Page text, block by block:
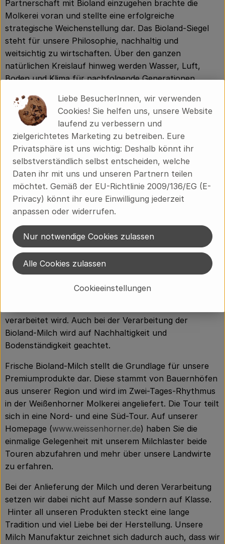
Partnerschaft mit Bioland einzugehen brachte die
Molkerei voran und stellte eine erfolgreiche
strategische Weichenstellung dar. Das Bioland-Siegel
steht für unsere Philosophie, nachhaltig und
weitsichtig zu wirtschaften. Über den ganzen
natürlichen Kreislauf hinweg werden Wasser, Luft,
Boden und Klima für nachfolgende Generationen
Im Laufe der Jahre hat sich nicht nur die Molkerei zu
einem erfolgreichen mittelständischen Unternehmen
entwickelt. Auch das Produktportfolio wurde vor allem
in den letzen Jahren einer Erweiterung unterzogen. An
unserem einzigen Standort im schwäbischen Bayern in
Weißenhorn setzen wir auf exquisiten Geschmack,
innovative Produkte und strikte Genussorientierung.
Der Produktausbau bezog sich vor allem auf den
Bereich der Premiumprodukte und im Dessertbereich.
Permanente Verbesserungen unserer Produkte und
kompromisslose Qualität stellen für uns die Prämissen
dar.
Die derzeit ca. 65 beschäftigten Mitarbeiter der
Weißenhorner Molkerei sorgen dafür, dass die Milch
aus der Umgebung in der Molkerei zu diversen
verarbeitet wird. Auch bei der Verarbeitung der
Bioland-Milch wird auf Nachhaltigkeit und
Bodenständigkeit geachtet.
Frische Bioland-Milch stellt die Grundlage für unsere
Premiumprodukte dar. Diese stammt von Bauernhöfen
aus unserer Region und wird im Zwei-Tages-Rhythmus
in der Weißenhorner Molkerei angeliefert. Die Tour teilt
sich in eine Nord- und eine Süd-Tour. Auf unserer
Homepage (www.weissenhorner.de) haben Sie die
einmalige Gelegenheit mit unserem Milchlaster beide
Touren abzufahren und mehr über unsere Landwirte
zu erfahren.
Bei der Anlieferung der Milch und deren Verarbeitung
setzen wir dabei nicht auf Masse sondern auf Klasse.
Hinter all unseren Produkten steckt eine lange
Tradition und viel Liebe bei der Herstellung. Unsere
Milch Manufaktur zeichnet sich dadurch auch, dass wir
Liebe BesucherInnen, wir verwenden
Cookies! Sie helfen uns, unsere Website
laufend zu verbessern und
zielgerichtetes Marketing zu betreiben. Eure
Privatsphäre ist uns wichtig: Deshalb könnt ihr
selbstverständlich selbst entscheiden, welche
Daten ihr mit uns und unseren Partnern teilen
möchtet. Gemäß der EU-Richtlinie 2009/136/EG (E-
Privacy) könnt ihr eure Einwilligung jederzeit
anpassen oder widerrufen.
Cookieeinstellungen
Nur notwendige Cookies zulassen
Alle Cookies zulassen